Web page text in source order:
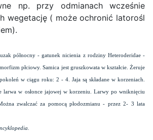
np. przy odmianach wcześnie
wegetację ( może ochronić latorośl
północny - gatunek nicienia z rodziny Heteroderidae -
płciowy. Samica jest gruszkowata w kształcie. Żeruje
w ciągu roku: 2 - 4. Jaja są składane w korzeniach.
larwa w osłonce jajowej w korzeniu. Larwy po wniknięciu
zwalczać za pomocą płodozmianu - przez 2- 3 lata